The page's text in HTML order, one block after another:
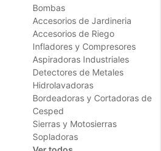
Bombas
Accesorios de Jardineria
Accesorios de Riego
Infladores y Compresores
Aspiradoras Industriales
Detectores de Metales
Hidrolavadoras
Bordeadoras y Cortadoras de
Cesped
Sierras y Motosierras
Sopladoras